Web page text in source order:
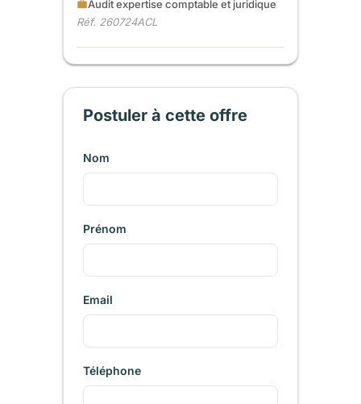
Audit expertise comptable et juridique
Réf. 260724ACL
Postuler à cette offre
Nom
Prénom
Email
Téléphone